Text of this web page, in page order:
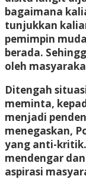
bagaimana
tunjukkan
pemimpin
berada.
oleh
Ditengah
meminta,
menjadi
menegaskan,
yang anti-
mendengar
aspirasi